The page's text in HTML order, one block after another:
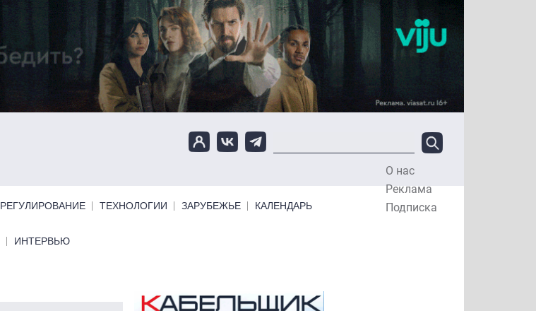
О нас
Реклама
Подписка
РЕГУЛИРОВАНИЕ ТЕХНОЛОГИИ ЗАРУБЕЖЬЕ КАЛЕНДАРЬ
ИНТЕРВЬЮ